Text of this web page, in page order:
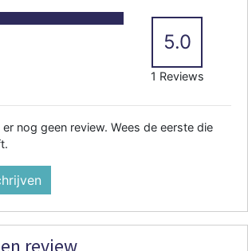
5.0
1 Reviews
nog geen review. Wees de eerste die
review